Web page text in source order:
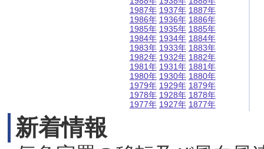
1987年
1986年
1985年
1984年
1983年
1982年
1981年
1980年
1979年
1978年
1977年
1937年
1936年
1935年
1934年
1933年
1932年
1931年
1930年
1929年
1928年
1927年
1887年
1886年
1885年
1884年
1883年
1882年
1881年
1880年
1879年
1878年
1877年
新着情報